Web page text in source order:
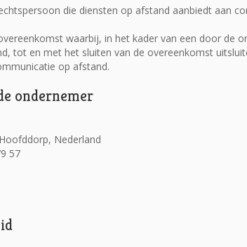
die diensten op afstand aanbiedt aan
waarbij, in het kader van een door de
tot en met het sluiten van de overeenkomst
op afstand.
ondernemer
Nederland
57